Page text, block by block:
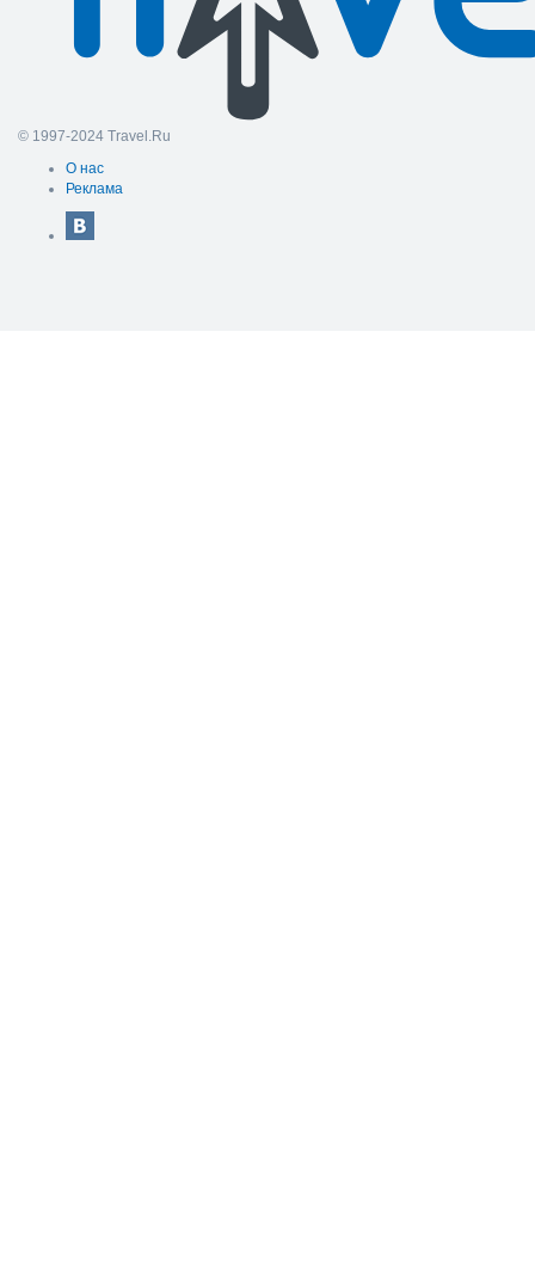
© 1997-2024 Travel.Ru
О нас
Реклама